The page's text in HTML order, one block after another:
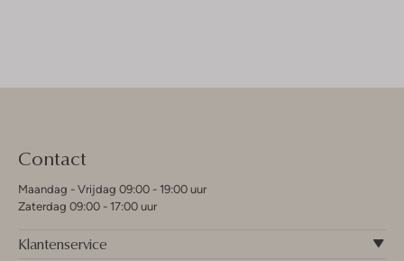
Contact
Maandag - Vrijdag 09:00 - 19:00 uur
Zaterdag 09:00 - 17:00 uur
Klantenservice